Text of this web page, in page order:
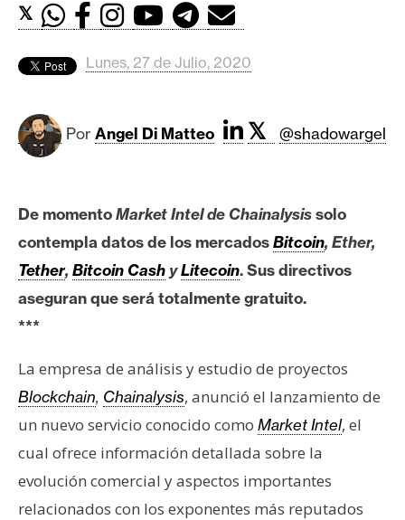
o
M
e
r
a
B
i
t
i
n
E
t
h
𝕏
Lunes, 27 de Julio, 2020
Por Angel Di Matteo 𝕏 @shadowargel
De momentoMarket Intel de Chainalysissolo
contempla datos de los mercadosBitcoin, Ether,
Tether, Bitcoin Cash yLitecoin. Sus directivos
aseguran que será totalmente gratuito.
***
La empresa de análisis y estudio de proyectos
Blockchain, Chainalysis, anunció el lanzamiento de
un nuevo servicio conocido como Market Intel, el
cual ofrece información detallada sobre la
evolución comercial y aspectos importantes
relacionados con los exponentes más reputados